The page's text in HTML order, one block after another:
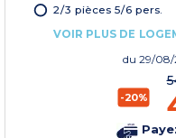
2/3 pièces 5/6 pers.
VOIR PLUS DE
du 29/
-20%